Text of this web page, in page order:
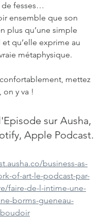
fesses…
ensemble que son
plus qu’une simple
qu’elle exprime au
métaphysique.
mettez
on y va !
sur Ausha,
Apple Podcast.
business-as-
of-art-le-podcast-par-
faire-de-l-intime-une-
borms-gueneau-